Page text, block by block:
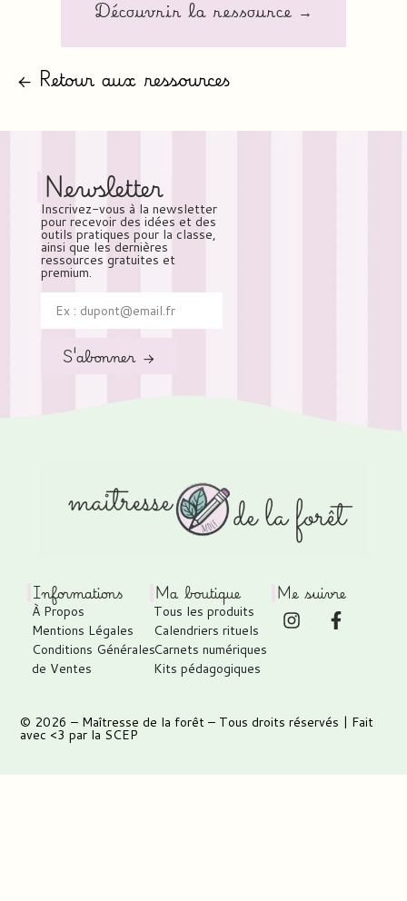
Découvrir la ressource →
← Retour aux ressources
Newsletter
Inscrivez-vous à la newsletter
pour recevoir des idées et des
outils pratiques pour la classe,
ainsi que les dernières
ressources gratuites et
premium.
S'abonner →
Informations
À Propos
Mentions Légales
Conditions Générales
de Ventes
Ma boutique
Tous les produits
Calendriers rituels
Carnets numériques
Kits pédagogiques
Me suivre
© 2026 – Maîtresse de la forêt – Tous droits réservés | Fait
avec <3 par la SCEP